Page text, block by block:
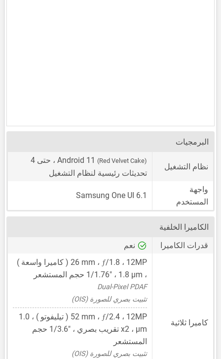
البرمجيات
نظام التشغيل
Android 11 (Red Velvet Cake)
، حتى 4
تحديثات رئيسية لنظام التشغيل
واجهة
المستخدم
Samsung One UI 6.1
الكاميرا الخلفية
قدرات الكاميرا
نعم
كاميرا ثلاثية
12MP ، ƒ/1.8 ، 26 mm ( كاميرا واسعة )
، 1.8 μm ، 1/1.76" حجم المستشعر
Dual-Pixel PDAF
تثبيت بصري للصورة (OIS)
12MP ، ƒ/2.4 ، 52 mm ( تيليفوتو ) ، 1.0
μm ، x2 تقريب بصري ، 1/3.6" حجم
المستشعر
تثبيت بصري للصورة (OIS)